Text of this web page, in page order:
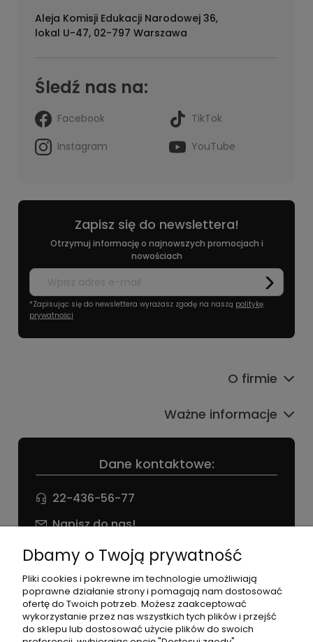
Aleja Komisji Edukacji Narodowej 36,
lokal U-47, 02-797 Warszawa
Śledź nas na:
Facebook
TikTok
Instagram
YouTube
Zapisz się do newslettera!
Otrzymuj informację o najnowszych promocjach i
nowościach
*Zapisując się do newslettera wyrażasz zgodę na naszą politykę
prywatności
Dane kontaktowe:
22-436-56-77
Napisz do nas!
NIP: 826 186 42 29
O firmie
Ważne informacje
Dbamy o Twoją prywatność
Pliki cookies i pokrewne im technologie umożliwiają
poprawne działanie strony i pomagają nam dostosować
ofertę do Twoich potrzeb. Możesz zaakceptować
wykorzystanie przez nas wszystkich tych plików i przejść
do sklepu lub dostosować użycie plików do swoich